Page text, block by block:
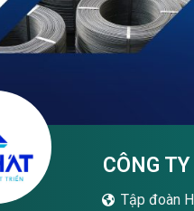
CÔNG
Tập đoàn